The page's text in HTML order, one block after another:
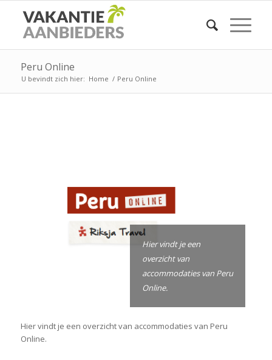
Peru Online
U bevindt zich hier: Home / Peru Online
Hier vindt je een
overzicht van
accommodaties van Peru
Online.
Hier vindt je een overzicht van accommodaties van Peru
Online.